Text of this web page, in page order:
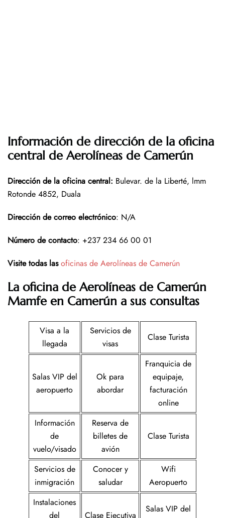
Información de dirección de la oficina
central de Aerolíneas de Camerún
Dirección de la oficina central: Bulevar. de la Liberté, lmm
Rotonde 4852, Duala
Dirección de correo electrónico: N/A
Número de contacto: +237 234 66 00 01
Visite todas las oficinas de Aerolíneas de Camerún
La oficina de Aerolíneas de Camerún
Mamfe en Camerún a sus consultas
Visa a la
llegada
Servicios de
visas
Clase Turista
Salas VIP del
aeropuerto
Ok para
abordar
Franquicia de
equipaje,
facturación
online
Información
de
vuelo/visado
Reserva de
billetes de
avión
Clase Turista
Servicios de
inmigración
Conocer y
saludar
Wifi
Aeropuerto
Instalaciones
del
Clase Ejecutiva
Salas VIP del